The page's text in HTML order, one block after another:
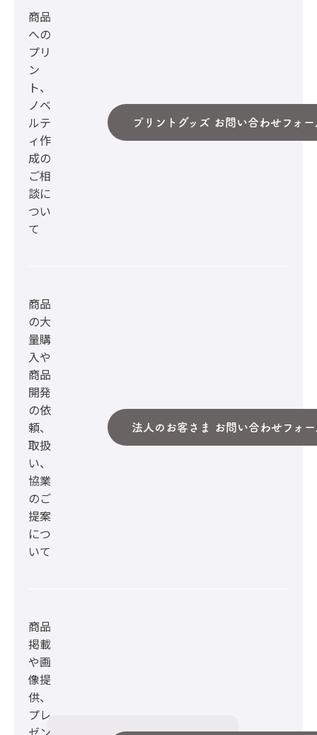
商品
への
プリ
ン
ト、
ノベ
ルテ
ィ作
成の
ご相
談に
つい
て
プリントグッズ お問い合わせフォー
商品
の大
量購
入や
商品
開発
の依
頼、
取扱
い、
協業
のご
提案
につ
いて
法人のお客さま お問い合わせフォー
商品
掲載
や画
像提
供、
プレ